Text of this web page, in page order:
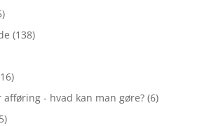
(138)
- hvad kan man gøre? (6)